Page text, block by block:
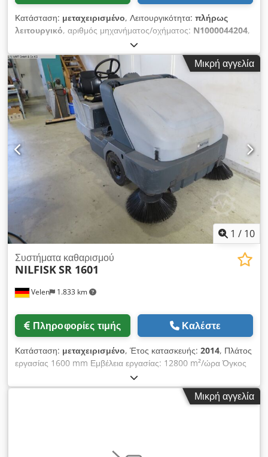
Κατάσταση: μεταχειρισμένο, Λειτουργικότητα: πλήρως
λειτουργικό, αριθμός μηχανήματος/οχήματος: N1000044204,
, τύπος καυσίμου:
κατασκευής:1.400 χιλ., τύπος μετάδοσης κίνησης:Elektro,
Μηχανή πλύσης-σκούπας δαπέδου Αριθμός πλαισίου:
N1000044204 Κατάσταση: Έτοιμη προς χρήση και πλήρως
λειτουργική Τεχνική κατάσταση: καλή Περιγραφή: Nilfisk BR
850SC ##ΝΕΑ μπαταρία## Φορτιστής κατόπιν αιτήματος. Η
συσκευή βρίσκεται σε καλή οπτική και τεχνική κατάσταση.
Codpfx Aijwmhfnjdjha Διατηρούμε το δικαίωμα λαθών και
ενδιάμεσης πώλησης. Αν δεν βρήκατε το περονοφόρο όχημα
που ζητάτε, επικοινωνήστε μαζί μας. Έχουμε ακόμη μεγάλη
ποικιλία διαθέσιμων μηχανημάτων στις εγκαταστάσεις μας.
Μικρή αγγελία
1 / 10
Velen 1.833 km
Συστήματα καθαρισμού
NILFISKSR 1601
Πληροφορίες τιμής Καλέστε
Κατάσταση: μεταχειρισμένο, Έτος κατασκευής: 2014, Πλάτος
εργασίας 1600 mm Εμβέλεια εργασίας: 12800 m²/ώρα Όγκος
δοχείου 315 l Μπαταρία 48 / 375 V / Ah Αναγνωσμένες ώρες
λειτουργίας 742 h Βάρος μηχανήματος περ. 1,5 τ Χώρος
εγκατάστασης περ. 2,2 x 1,4 x 1,5 m Επιβατική σαρωτική
Μικρή αγγελία